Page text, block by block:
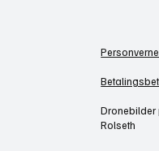
Dronebilder
Rolseth